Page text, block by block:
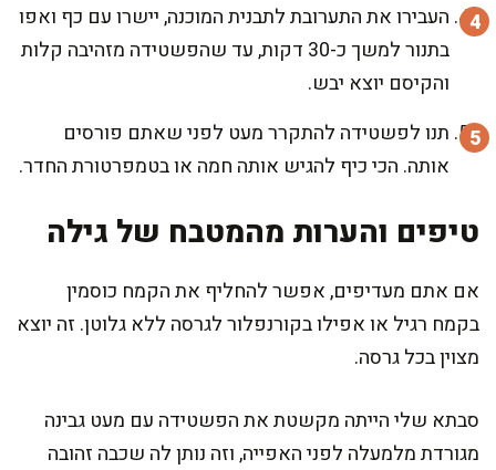
העבירו את התערובת לתבנית המוכנה, יישרו עם כף ואפו
בתנור למשך כ-30 דקות, עד שהפשטידה מזהיבה קלות
והקיסם יוצא יבש.
תנו לפשטידה להתקרר מעט לפני שאתם פורסים
אותה. הכי כיף להגיש אותה חמה או בטמפרטורת החדר.
טיפים והערות מהמטבח של גילה
אם אתם מעדיפים, אפשר להחליף את הקמח כוסמין
בקמח רגיל או אפילו בקורנפלור לגרסה ללא גלוטן. זה יוצא
מצוין בכל גרסה.
סבתא שלי הייתה מקשטת את הפשטידה עם מעט גבינה
מגורדת מלמעלה לפני האפייה, וזה נותן לה שכבה זהובה